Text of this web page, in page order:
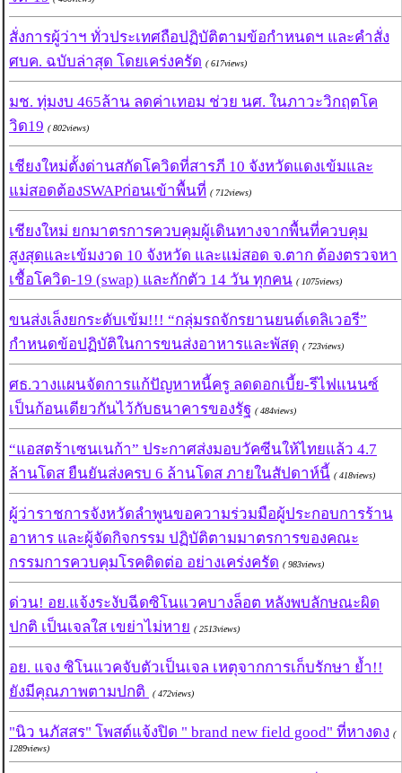
สั่งการผู้ว่าฯ ทั่วประเทศถือปฏิบัติตามข้อกำหนดฯ และคำสั่ง
ศบค. ฉบับล่าสุด โดยเคร่งครัด ( 617views)
มช. ทุ่มงบ 465ล้าน ลดค่าเทอม ช่วย นศ. ในภาวะวิกฤตโค
วิด19 ( 802views)
เชียงใหม่ตั้งด่านสกัดโควิดที่สารภี 10 จังหวัดแดงเข้มและ
แม่สอดต้องSWAPก่อนเข้าพื้นที่ ( 712views)
เชียงใหม่ ยกมาตรการควบคุมผู้เดินทางจากพื้นที่ควบคุม
สูงสุดและเข้มงวด 10 จังหวัด และแม่สอด จ.ตาก ต้องตรวจหา
เชื้อโควิด-19 (swap) และกักตัว 14 วัน ทุกคน ( 1075views)
ขนส่งเล็งยกระดับเข้ม!!! “กลุ่มรถจักรยานยนต์เดลิเวอรี”
กำหนดข้อปฏิบัติในการขนส่งอาหารและพัสดุ ( 723views)
ศธ.วางแผนจัดการแก้ปัญหาหนี้ครู ลดดอกเบี้ย-รีไฟแนนซ์
เป็นก้อนเดียวกันไว้กับธนาคารของรัฐ ( 484views)
“แอสตร้าเซนเนก้า” ประกาศส่งมอบวัคซีนให้ไทยแล้ว 4.7
ล้านโดส ยืนยันส่งครบ 6 ล้านโดส ภายในสัปดาห์นี้ ( 418views)
ผู้ว่าราชการจังหวัดลำพูนขอความร่วมมือผู้ประกอบการร้าน
อาหาร และผู้จัดกิจกรรม ปฏิบัติตามมาตรการของคณะ
กรรมการควบคุมโรคติดต่อ อย่างเคร่งครัด ( 983views)
ด่วน! อย.แจ้งระงับฉีดซิโนแวคบางล็อต หลังพบลักษณะผิด
ปกติ เป็นเจลใส เขย่าไม่หาย ( 2513views)
อย. แจง ซิโนแวคจับตัวเป็นเจล เหตุจากการเก็บรักษา ย้ำ!!
ยังมีคุณภาพตามปกติ
( 472views)
"นิว นภัสสร" โพสต์แจ้งปิด " brand new field good" ที่หางดง (
1289views)